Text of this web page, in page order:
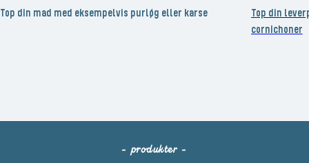
Top din mad med eksempelvis purløg eller karse
Top din
cornichoner
- produkter -